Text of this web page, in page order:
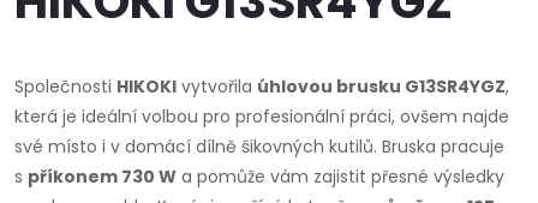
Společnosti HIKOKI vytvořila úhlovou brusku G13SR4YGZ,
která je ideální volbou pro profesionální práci, ovšem najde
své místo i v domácí dílně šikovných kutilů. Bruska pracuje
s příkonem 730 W a pomůže vám zajistit přesné výsledky